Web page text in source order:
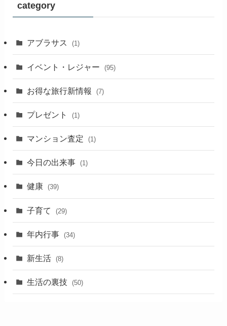
category
アブラサス (1)
イベント・レジャー (95)
お得な旅行新情報 (7)
プレゼント (1)
マンション査定 (1)
今日の出来事 (1)
健康 (39)
子育て (29)
年内行事 (34)
新生活 (8)
生活の裏技 (50)